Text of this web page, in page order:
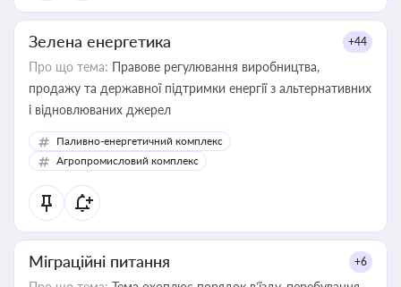
Зелена енергетика +44
Про що тема: Правове регулювання виробництва,
продажу та державної підтримки енергії з альтернативних
і відновлюваних джерел
Паливно-енергетичний комплекс
Агропромисловий комплекс
Міграційні питання +6